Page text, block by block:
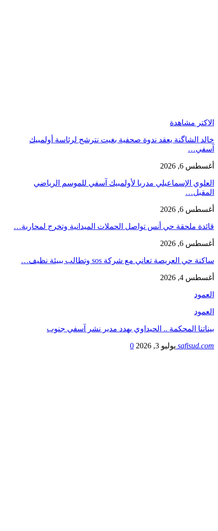
الاكتر مشاهدة
خالد الشاگنة يعقد ندوة صحفية بغيت نترشح لرئاسة أولمبيك
آسفي…
أغسطس 6, 2026
العلوي الإسماعيلي مدربا لأولمبيك آسفي للموسم الرياضي
المقبل…
أغسطس 6, 2026
قائدة ملحقة حي أنس تواصل الحملات الميدانية وتخرج لمحاربة…
أغسطس 6, 2026
ساكنة حي العريصة تعاني مع شركة sos وتطالب ببيئة نظيف…
أغسطس 4, 2026
العمود
العمود
بيناتنا المحكمة .. الحيداوي يهدد مدير نشر آسفي جنوب
safisud.com يوليو 3, 2026 0